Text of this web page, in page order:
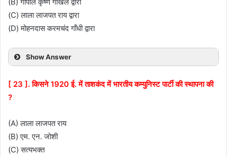
(C) लाला लाजपत राय द्वारा
(D) मोहनदास करमचंद गाँधी द्वारा
Show Answer
[ 23 ]. किसने 1920 ई. में ताशकंद में भारतीय कम्युनिस्ट पार्टी की स्थापना की
?
(A) लाला लाजपत राय
(B) एम. एन. जोशी
(C) सत्यभक्त